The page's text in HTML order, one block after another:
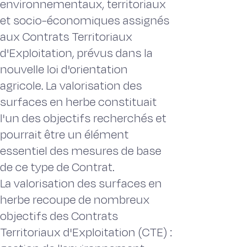
environnementaux, territoriaux
et socio-économiques assignés
aux Contrats Territoriaux
d'Exploitation, prévus dans la
nouvelle loi d'orientation
agricole. La valorisation des
surfaces en herbe constituait
l'un des objectifs recherchés et
pourrait être un élément
essentiel des mesures de base
de ce type de Contrat.
La valorisation des surfaces en
herbe recoupe de nombreux
objectifs des Contrats
Territoriaux d'Exploitation (CTE) :